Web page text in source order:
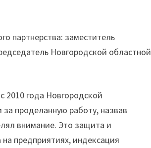
партнерства: заместитель
Новгородской областной
года Новгородской
проделанную работу, назвав
внимание. Это защита и
предприятиях, индексация